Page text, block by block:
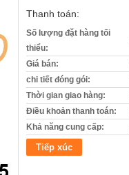
Thanh toán:
Số lượng đặt hàng tối
thiểu:
Giá bán:
chi tiết đóng gói:
Thời gian giao hàng:
Điều khoản thanh toán:
Khả năng cung cấp:
Tiếp xúc